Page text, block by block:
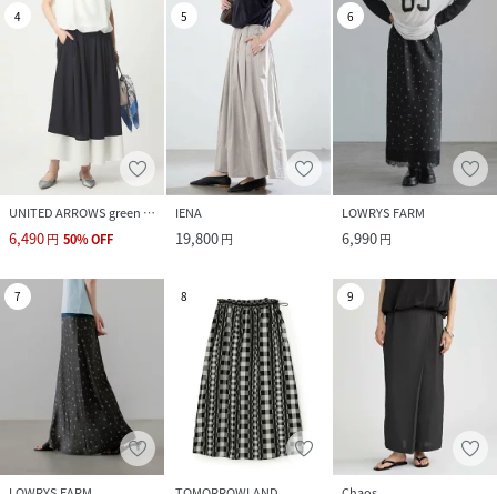
4
UNITED ARROWS green label relaxing
6,490円 50%OFF
5
IENA
19,800円
6
LOWRYS FARM
6,990円
7 8 9